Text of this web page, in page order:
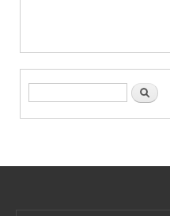
Form di ricerca Cerca